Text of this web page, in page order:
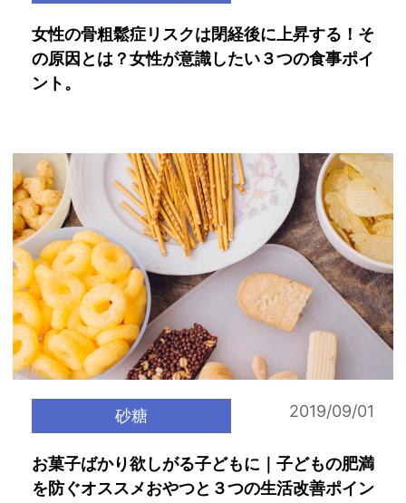
女性の骨粗鬆症リスクは閉経後に上昇する！そ
の原因とは？女性が意識したい３つの食事ポイ
ント。
砂糖 2019/09/01
お菓子ばかり欲しがる子どもに｜子どもの肥満
を防ぐオススメおやつと３つの生活改善ポイン